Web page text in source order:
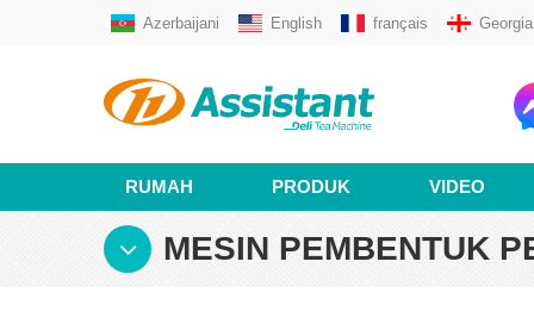
Azerbaijani English français
RUMAH PRODUK VIDEO
MESIN PEMBENTUK